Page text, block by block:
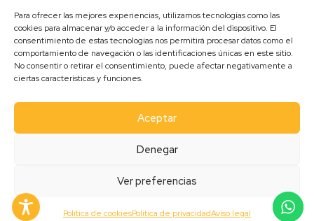
Para ofrecer las mejores experiencias, utilizamos tecnologías como las
cookies para almacenar y/o acceder a la información del dispositivo. El
consentimiento de estas tecnologías nos permitirá procesar datos como el
comportamiento de navegación o las identificaciones únicas en este sitio.
No consentir o retirar el consentimiento, puede afectar negativamente a
ciertas características y funciones.
Aceptar
Denegar
Ver preferencias
Política de cookiesPolítica de privacidadAviso legal
Política de cookies (UE)
Política de envíos y devoluciones
Accesibilidad